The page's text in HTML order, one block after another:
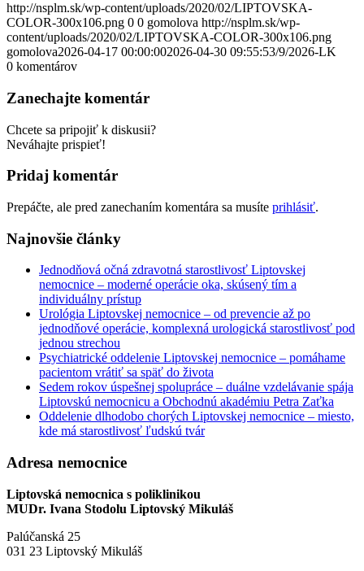
http://nsplm.sk/wp-content/uploads/2020/02/LIPTOVSKA-
COLOR-300x106.png 0 0 gomolova http://nsplm.sk/wp-
content/uploads/2020/02/LIPTOVSKA-COLOR-300x106.png
gomolova2026-04-17 00:00:002026-04-30 09:55:53/9/2026-LK
0 komentárov
Zanechajte komentár
Chcete sa pripojiť k diskusii?
Neváhajte prispieť!
Pridaj komentár
Prepáčte, ale pred zanechaním komentára sa musíte prihlásiť.
Najnovšie články
Jednodňová očná zdravotná starostlivosť Liptovskej
nemocnice – moderné operácie oka, skúsený tím a
individuálny prístup
Urológia Liptovskej nemocnice – od prevencie až po
jednodňové operácie, komplexná urologická starostlivosť pod
jednou strechou
Psychiatrické oddelenie Liptovskej nemocnice – pomáhame
pacientom vrátiť sa späť do života
Sedem rokov úspešnej spolupráce – duálne vzdelávanie spája
Liptovskú nemocnicu a Obchodnú akadémiu Petra Zaťka
Oddelenie dlhodobo chorých Liptovskej nemocnice – miesto,
kde má starostlivosť ľudskú tvár
Adresa nemocnice
Liptovská nemocnica s poliklinikou
MUDr. Ivana Stodolu Liptovský Mikuláš
Palúčanská 25
031 23 Liptovský Mikuláš